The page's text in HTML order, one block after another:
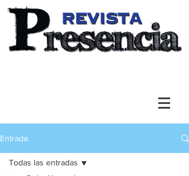
Entrada
Todas las entradas